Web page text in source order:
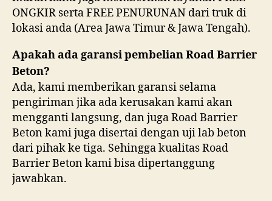
ONGKIR serta FREE PENURUNAN dari truk di
lokasi anda (Area Jawa Timur & Jawa Tengah).
Apakah ada garansi pembelian Road Barrier
Beton?
Ada, kami memberikan garansi selama
pengiriman jika ada kerusakan kami akan
mengganti langsung, dan juga Road Barrier
Beton kami juga disertai dengan uji lab beton
dari pihak ke tiga. Sehingga kualitas Road
Barrier Beton kami bisa dipertanggung
jawabkan.